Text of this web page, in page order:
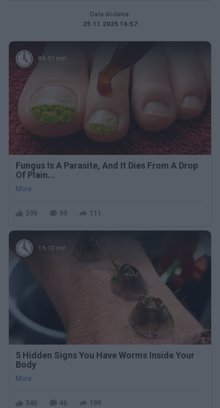
Data dodania:
25.11.2025 16:57
8 h 51 min
Fungus Is A Parasite, And It Dies From A Drop
Of Plain...
More
399 99 111
1 h 10 min
5 Hidden Signs You Have Worms Inside Your
Body
More
346 46 199